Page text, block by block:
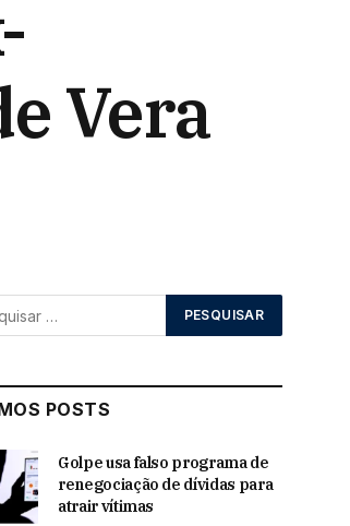
Vera
POSTS
Golpe usa falso programa de
renegociação de dívidas para
atrair vítimas